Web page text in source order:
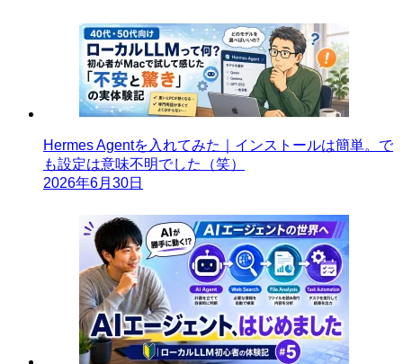
Hermes Agentを入れてみた｜インストールは簡単。で
も設定は意味不明でした（笑）
2026年6月30日